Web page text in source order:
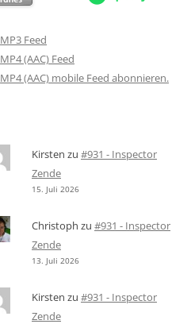
MP3 Feed
MP4 (AAC) Feed
MP4 (AAC) mobile Feed abonnieren.
Kirsten zu #931 - Inspector
Zende
15. Juli 2026
Christoph zu #931 - Inspector
Zende
13. Juli 2026
Kirsten zu #931 - Inspector
Zende